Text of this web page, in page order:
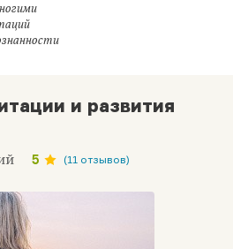
и развития
5 (11 отзывов)